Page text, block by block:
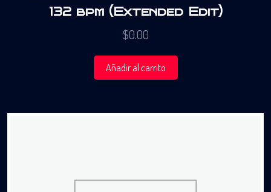
132 bpm (Extended Edit)
$0.00
Añadir al carrito